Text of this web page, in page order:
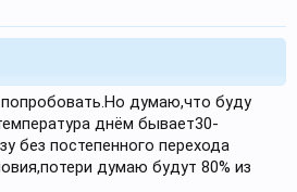
попробовать.Но думаю,что буду
днём бывает30-
без постепенного перехода
думаю будут 80% из